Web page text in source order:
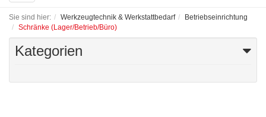
navigation
Sie sind hier: Werkzeugtechnik & Werkstattbedarf
Betriebseinrichtung
Schränke (Lager/Betrieb/Büro)
Kategorien